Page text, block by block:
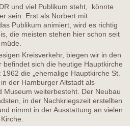
und viel Publikum steht, könnte
sein. Erst als Norbert mit
Publikum animiert, wird es richtig
die meisten stehen hier schon seit
Kreisverkehr, biegen wir in den
befindet sich die heutige Hauptkirche
die „ehemalige Hauptkirche St.
der Hamburger Altstadt als
Museum weiterbesteht. Der Neubau
in der Nachkriegszeit erstellten
nimmt in der Ausstattung an vielen